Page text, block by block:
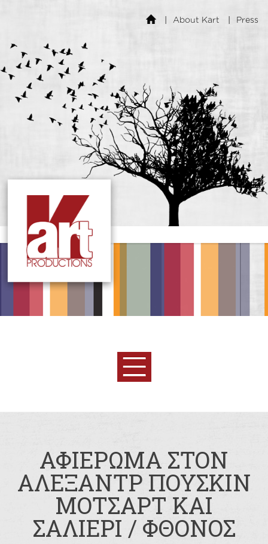
About Kart Press
ΑΦΙΕΡΩΜΑ ΣΤΟΝ
ΑΛΕΞΑΝΤΡ ΠΟΥΣΚΙΝ
ΜΟΤΣΑΡΤ ΚΑΙ
ΣΑΛΙΕΡΙ / ΦΘΟΝΟΣ